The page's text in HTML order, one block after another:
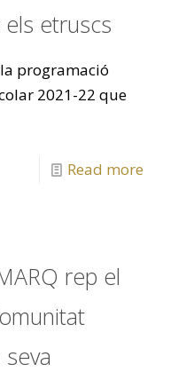
etruscs
programació
2021-22 que
Read more
rep el